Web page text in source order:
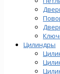
Цилиндры